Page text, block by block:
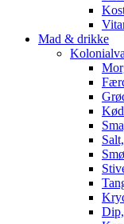
Mad & drikke